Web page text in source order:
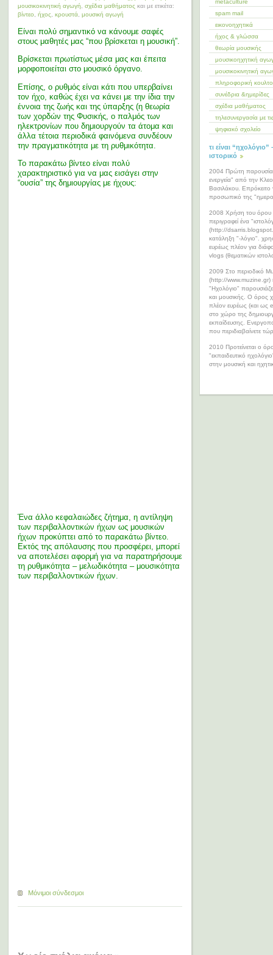
μουσικοκινητική αγωγή
σχέδια μαθήματος και με ετικέτα:
βίντεο
ήχος κρουστά μουσική αγωγή
Είναι πολύ σημαντικό να κάνουμε σαφές
στους μαθητές μας “που βρίσκεται η μουσική”.
Βρίσκεται πρωτίστως μέσα μας και έπειτα
μορφοποιείται στο μουσικό όργανο.
Επίσης, ο ρυθμός είναι κάτι που υπερβαίνει
τον ήχο, καθώς έχει να κάνει με την ίδια την
έννοια της ζωής και της ύπαρξης (η θεωρία
των χορδών της Φυσικής, ο παλμός των
ηλεκτρονίων που δημιουργούν τα άτομα και
άλλα τέτοια περιοδικά φαινόμενα συνδέουν
την πραγματικότητα με τη ρυθμικότητα.
Το παρακάτω βίντεο είναι πολύ
χαρακτηριστικό για να μας εισάγει στην
“ουσία” της δημιουργίας με ήχους:
Ένα άλλο κεφαλαιώδες ζήτημα, η αντίληψη
των περιβαλλοντικών ήχων ως μουσικών
ήχων προκύπτει από το παρακάτω βίντεο.
Εκτός της απόλαυσης που προσφέρει, μπορεί
να αποτελέσει αφορμή για να παρατηρήσουμε
τη ρυθμικότητα – μελωδικότητα – μουσικότητα
των περιβαλλοντικών ήχων.
Μόνιμοι σύνδεσμοι
metaculture
spam mail
εικονοηχητικά
ήχος & γλώσσα
θεωρία μουσικής
μουσικοηχητική
μουσικοκινητική
πληροφορική
συνέδρια &ημερίδες
σχέδια μαθήματος
τηλεσυνεργασία με
ψηφιακό σχολείο
τι είναι “ηχολόγιο”
ιστορικό
2004 Πρώτη παρουσία
ενεργεία" από την
Βασιλάκου. Επρόκειτο
προσωπικό της
2008 Χρήση του όρου
περιγραφεί ένα
(http://
κατάληξη "-λόγιο".
ευρέως πλέον για
vlogs (θεματικών
2009 Στο περιοδικό
(http://www.muzine.gr)
"Ηχολόγιο"
και μουσικής. Ο όρος
πλέον ευρέως (και ως
στο χώρο της
εκπαίδευσης.
που περιδιαβαίνετε
2010 Προτείνεται ο
"εκπαιδευτικό
στην μουσική και